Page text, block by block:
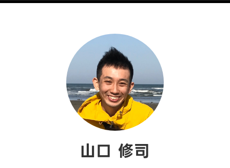
山口 修司